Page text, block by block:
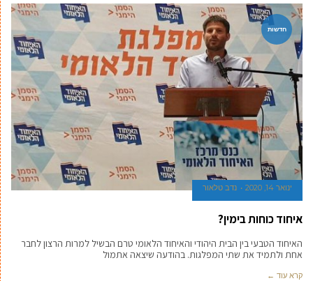
חדשות
ינואר 14, 2020 נדב טלאור
איחוד כוחות בימין?
האיחוד הטבעי בין הבית היהודי והאיחוד הלאומי טרם הבשיל למרות הרצון לחבר
אחת ולתמיד את שתי המפלגות. בהודעה שיצאה אתמול
קרא עוד ←